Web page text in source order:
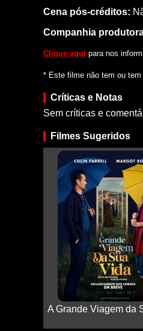
Cena pós-créditos:
Companhia
Clique aqui para nos
* Este filme não tem ou
Críticas e Notas
Sem críticas e
Filmes Sugeridos
A Grande Viagem da